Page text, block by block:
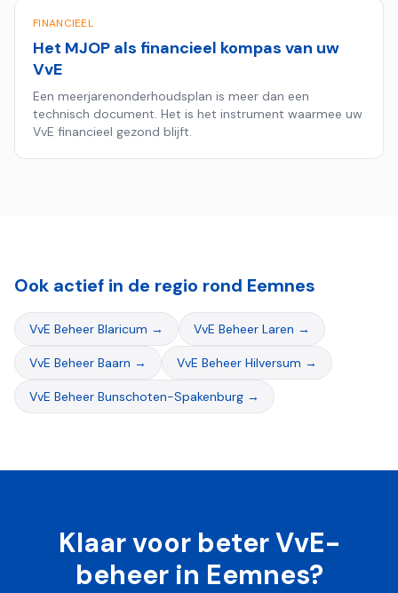
FINANCIEEL
Het MJOP als financieel kompas van uw
VvE
Een meerjarenonderhoudsplan is meer dan een
technisch document. Het is het instrument waarmee uw
VvE financieel gezond blijft.
Ook actief in de regio rond Eemnes
VvE Beheer Blaricum → VvE Beheer Laren →
VvE Beheer Baarn → VvE Beheer Hilversum →
VvE Beheer Bunschoten-Spakenburg →
Klaar voor beter VvE-
beheer in Eemnes?